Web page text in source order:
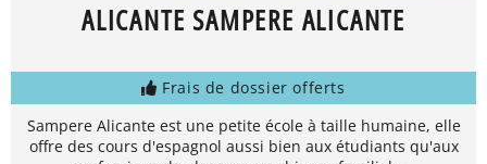
ALICANTE SAMPERE ALICANTE
Frais de dossier offerts
Sampere Alicante est une petite école à taille humaine, elle
offre des cours d'espagnol aussi bien aux étudiants qu'aux